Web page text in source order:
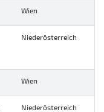
Wien
Niederösterreich
Wien
Niederösterreich